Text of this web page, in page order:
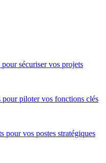
sécuriser vos projets
pour piloter vos fonctions clés
pour vos postes stratégiques